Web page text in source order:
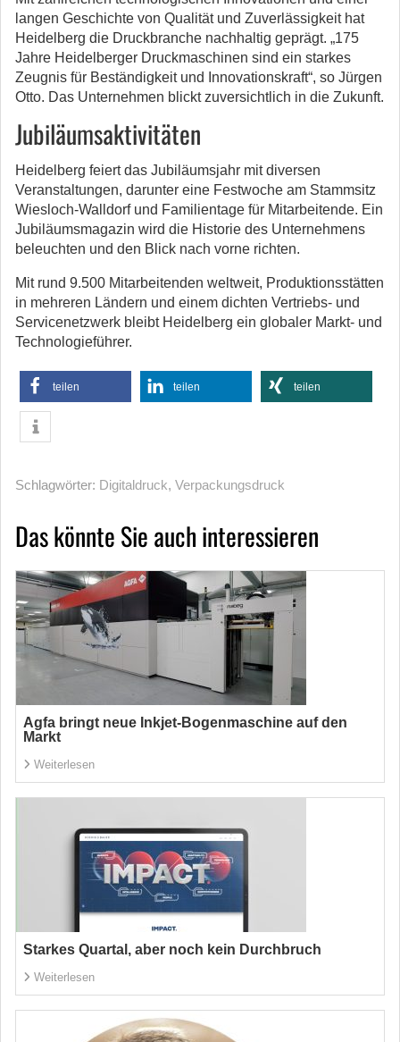
langen Geschichte von Qualität und Zuverlässigkeit hat
Heidelberg die Druckbranche nachhaltig geprägt. „175
Jahre Heidelberger Druckmaschinen sind ein starkes
Zeugnis für Beständigkeit und Innovationskraft“, so Jürgen
Otto. Das Unternehmen blickt zuversichtlich in die Zukunft.
Jubiläumsaktivitäten
Heidelberg feiert das Jubiläumsjahr mit diversen
Veranstaltungen, darunter eine Festwoche am Stammsitz
Wiesloch-Walldorf und Familientage für Mitarbeitende. Ein
Jubiläumsmagazin wird die Historie des Unternehmens
beleuchten und den Blick nach vorne richten.
Mit rund 9.500 Mitarbeitenden weltweit, Produktionsstätten
in mehreren Ländern und einem dichten Vertriebs- und
Servicenetzwerk bleibt Heidelberg ein globaler Markt- und
Technologieführer.
teilen teilen teilen
Schlagwörter: Digitaldruck, Verpackungsdruck
Das könnte Sie auch interessieren
Agfa bringt neue Inkjet-Bogenmaschine auf den
Markt
Weiterlesen
Starkes Quartal, aber noch kein Durchbruch
Weiterlesen